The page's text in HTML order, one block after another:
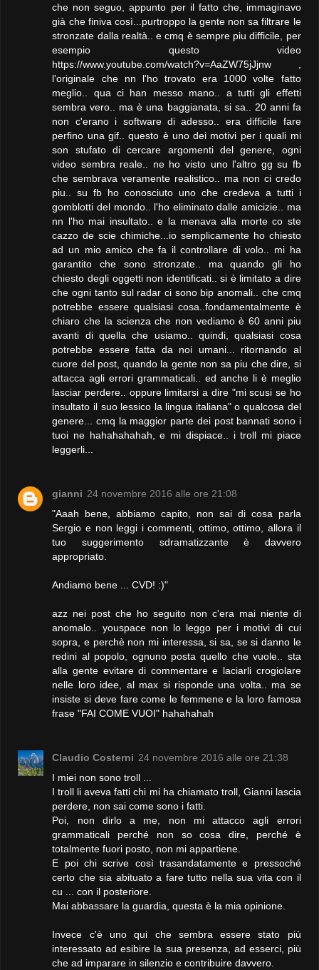
che non seguo, appunto per il fatto che, immaginavo
già che finiva così...purtroppo la gente non sa filtrare le
stronzate dalla realtà.. e cmq è sempre piu difficile, per
esempio questo video
https://www.youtube.com/watch?v=AaZW75jJjnw ,
l'originale che nn l'ho trovato era 1000 volte fatto
meglio.. qua ci han messo mano.. a tutti gli effetti
sembra vero.. ma è una baggianata, si sa.. 20 anni fa
non c'erano i software di adesso.. era difficile fare
perfino una gif.. questo è uno dei motivi per i quali mi
son stufato di cercare argomenti del genere, ogni
video sembra reale.. ne ho visto uno l'altro gg su fb
che sembrava veramente realistico.. ma non ci credo
piu.. su fb ho conosciuto uno che credeva a tutti i
gomblotti del mondo.. l'ho eliminato dalle amicizie.. ma
nn l'ho mai insultato.. e la menava alla morte co ste
cazzo de scie chimiche...io semplicamente ho chiesto
ad un mio amico che fa il controllare di volo.. mi ha
garantito che sono stronzate.. ma quando gli ho
chiesto degli oggetti non identificati.. si è limitato a dire
che ogni tanto sul radar ci sono bip anomali.. che cmq
potrebbe essere qualsiasi cosa..fondamentalmente è
chiaro che la scienza che non vediamo è 60 anni piu
avanti di quella che usiamo.. quindi, qualsiasi cosa
potrebbe essere fatta da noi umani... ritornando al
cuore del post, quando la gente non sa piu che dire, si
attacca agli errori grammaticali.. ed anche li è meglio
lasciar perdere.. oppure limitarsi a dire "mi scusi se ho
insultato il suo lessico la lingua italiana" o qualcosa del
genere... cmq la maggior parte dei post bannati sono i
tuoi ne hahahahahah, e mi dispiace.. i troll mi piace
leggerli...
gianni 24 novembre 2016 alle ore 21:08
"Aaah bene, abbiamo capito, non sai di cosa parla
Sergio e non leggi i commenti, ottimo, ottimo, allora il
tuo suggerimento sdramatizzante è davvero
appropriato.
Andiamo bene ... CVD! :)"
azz nei post che ho seguito non c'era mai niente di
anomalo.. youspace non lo leggo per i motivi di cui
sopra, e perchè non mi interessa, si sa, se si danno le
redini al popolo, ognuno posta quello che vuole.. sta
alla gente evitare di commentare e laciarli crogiolare
nelle loro idee, al max si risponde una volta.. ma se
insiste si deve fare come le femmene e la loro famosa
frase "FAI COME VUOI" hahahahah
Claudio Costerni 24 novembre 2016 alle ore 21:38
I miei non sono troll ...
I troll li aveva fatti chi mi ha chiamato troll, Gianni lascia
perdere, non sai come sono i fatti.
Poi, non dirlo a me, non mi attacco agli errori
grammaticali perché non so cosa dire, perché è
totalmente fuori posto, non mi appartiene.
E poi chi scrive così trasandatamente e pressoché
certo che sia abituato a fare tutto nella sua vita con il
cu ... con il posteriore.
Mai abbassare la guardia, questa è la mia opinione.
Invece c'è uno qui che sembra essere stato più
interessato ad esibire la sua presenza, ad esserci, più
che ad imparare in silenzio e contribuire davvero.